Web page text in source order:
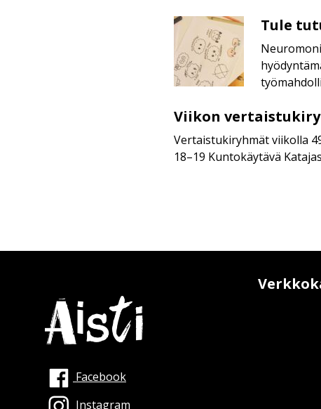
Tule
tutustumaan
hankkeeseen!
Tule
Viikon
vertaistukiryhmät
Viikon
Vertaistukiryhmät viikolla
18–19 Kuntokäytävä
Facebook
Instagram